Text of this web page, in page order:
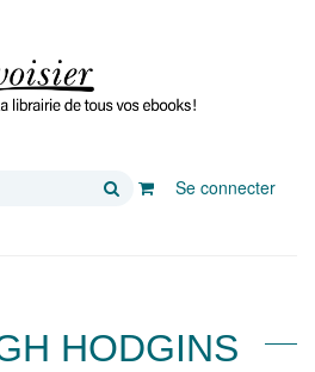
Rechercher
Se connecter
HODGINS